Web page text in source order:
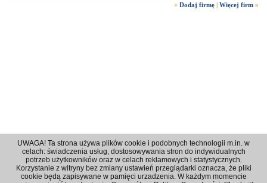
+ Dodaj firmę | Więcej firm »
Regulamin|Polityka prywatności|Reklama|Kontakt
UWAGA! Ta strona używa plików cookie i podobnych technologii m.in. w
celach: świadczenia usług, dostosowywania stron do indywidualnych
potrzeb użytkowników oraz w celach reklamowych i statystycznych.
Korzystanie z witryny bez zmiany ustawień przeglądarki oznacza, że pliki
cookie będą zapisywane w pamięci urzadzenia. W każdym momencie